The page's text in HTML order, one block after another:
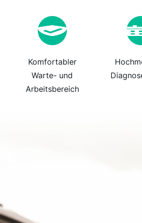
Komfortabler
Warte- und
Arbeitsbereich